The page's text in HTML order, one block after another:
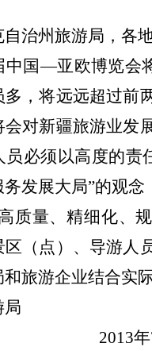
治州旅游局，各
中国—亚欧博览会
多，将远远超过前
会对新疆旅游业发
员必须以高度的责
发展大局”的观念
质量、精细化、
区（点）、导游人
旅游企业结合实
局
2013